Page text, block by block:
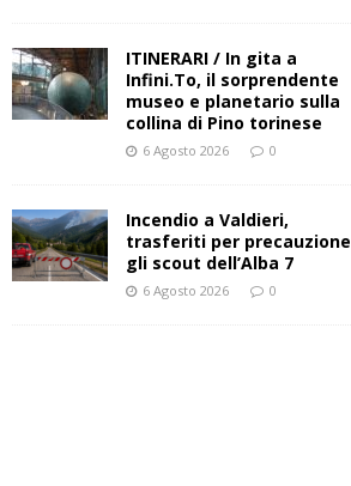
ITINERARI / In gita a
Infini.To, il sorprendente
museo e planetario sulla
collina di Pino torinese
6 Agosto 2026 0
Incendio a Valdieri,
trasferiti per precauzione
gli scout dell’Alba 7
6 Agosto 2026 0